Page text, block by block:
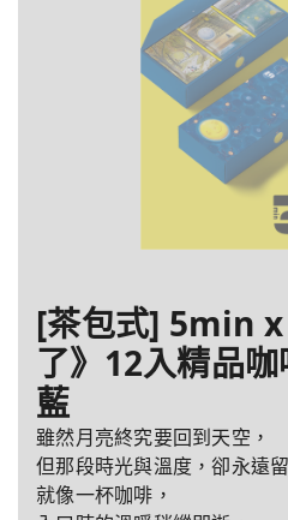
[茶包式] 5min
了》12入精品
藍
雖然月亮終究要回到天空，
但那段時光與溫度，卻永遠
就像一杯咖啡，